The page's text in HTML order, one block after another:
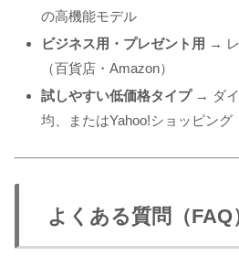
の高機能モデル
ビジネス用・プレゼント用 →
（百貨店・Amazon）
試しやすい低価格タイプ→ ダイ
均、またはYahoo!ショッピング
よくある質問（FAQ